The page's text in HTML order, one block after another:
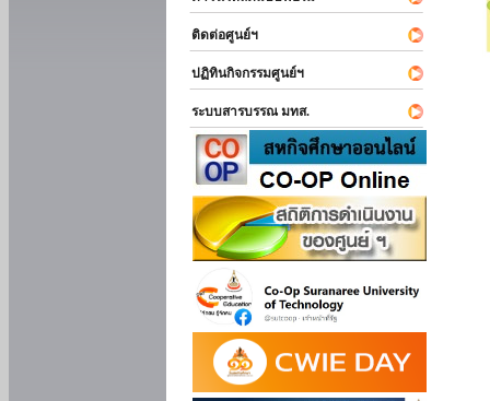
ติดต่อศูนย์ฯ
ปฏิทินกิจกรรมศูนย์ฯ
ระบบสารบรรณ มทส.